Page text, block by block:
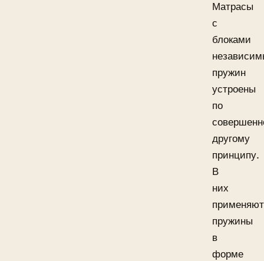
Матрасы
с
блоками
пружин
устроены
по
другому
принципу.
В
них
пружины
в
форме